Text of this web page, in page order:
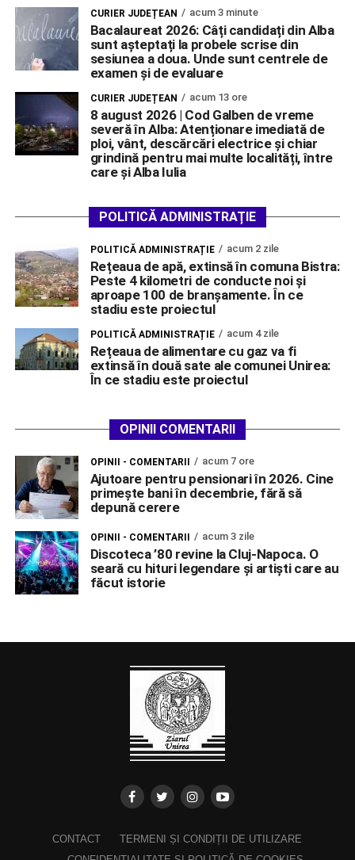
CURIER JUDEȚEAN acum 3 minute
Bacalaureat 2026: Câți candidați din Alba
sunt așteptați la probele scrise din
sesiunea a doua. Unde sunt centrele de
examen și de evaluare
CURIER JUDEȚEAN acum 13 ore
8 august 2026 | Cod Galben de vreme
severă în Alba: Atenționare imediată de
ploi, vânt, descărcări electrice și chiar
grindină pentru mai multe localități, între
care și Alba Iulia
POLITICĂ ADMINISTRAȚIE
POLITICĂ ADMINISTRAȚIE acum 2 zile
Rețeaua de apă, extinsă în comuna Bistra:
Peste 4 kilometri de conducte noi și
aproape 100 de branșamente. În ce
stadiu este proiectul
POLITICĂ ADMINISTRAȚIE acum 4 zile
Rețeaua de alimentare cu gaz va fi
extinsă în două sate ale comunei Unirea:
În ce stadiu este proiectul
OPINII COMENTARII
OPINII - COMENTARII acum 7 ore
Ajutoare pentru pensionari în 2026. Cine
primește bani în decembrie, fără să
depună cerere
OPINII - COMENTARII acum 3 zile
Discoteca ’80 revine la Cluj-Napoca. O
seară cu hituri legendare și artiști care au
făcut istorie
CONTACT
TERMENI ȘI CONDIȚII DE UTILIZARE